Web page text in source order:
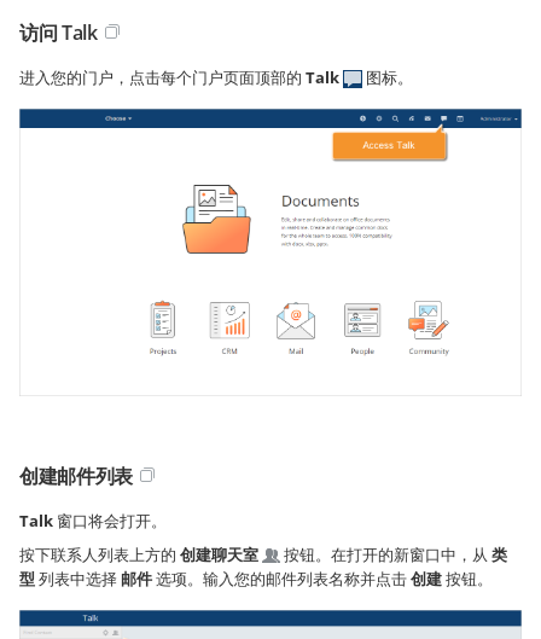
访问 Talk
进入您的门户，点击每个门户页面顶部的 Talk 图标。
创建邮件列表
Talk 窗口将会打开。
按下联系人列表上方的 创建聊天室 按钮。在打开的新窗口中，从 类
型 列表中选择邮件选项。输入您的邮件列表名称并点击创建按钮。